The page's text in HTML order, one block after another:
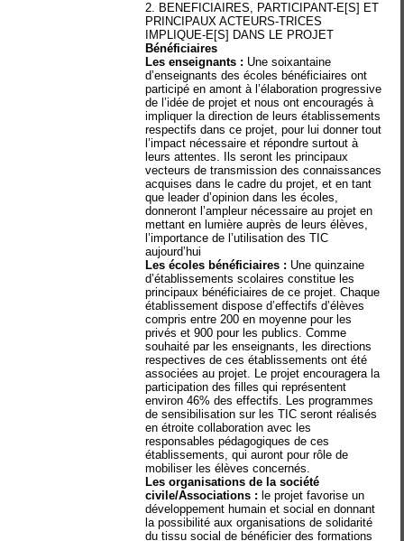
2. BENEFICIAIRES, PARTICIPANT-E[S] ET
PRINCIPAUX ACTEURS-TRICES
IMPLIQUE-E[S] DANS LE PROJET
Bénéficiaires
Les enseignants : Une soixantaine
d’enseignants des écoles bénéficiaires ont
participé en amont à l’élaboration progressive
de l’idée de projet et nous ont encouragés à
impliquer la direction de leurs établissements
respectifs dans ce projet, pour lui donner tout
l’impact nécessaire et répondre surtout à
leurs attentes. Ils seront les principaux
vecteurs de transmission des connaissances
acquises dans le cadre du projet, et en tant
que leader d’opinion dans les écoles,
donneront l’ampleur nécessaire au projet en
mettant en lumière auprès de leurs élèves,
l’importance de l’utilisation des TIC
aujourd’hui
Les écoles bénéficiaires : Une quinzaine
d’établissements scolaires constitue les
principaux bénéficiaires de ce projet. Chaque
établissement dispose d’effectifs d’élèves
compris entre 200 en moyenne pour les
privés et 900 pour les publics. Comme
souhaité par les enseignants, les directions
respectives de ces établissements ont été
associées au projet. Le projet encouragera la
participation des filles qui représentent
environ 46% des effectifs. Les programmes
de sensibilisation sur les TIC seront réalisés
en étroite collaboration avec les
responsables pédagogiques de ces
établissements, qui auront pour rôle de
mobiliser les élèves concernés.
Les organisations de la société
civile/Associations : le projet favorise un
développement humain et social en donnant
la possibilité aux organisations de solidarité
du tissu social de bénéficier des formations